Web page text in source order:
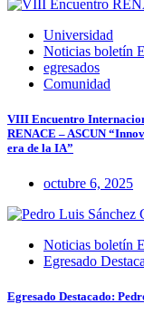
Universidad
Noticias boletín
egresados
Comunidad
VIII Encuentro
RENACE – ASCUN
era de la IA”
octubre 6, 2025
Noticias boletín
Egresado
Egresado Destacado: